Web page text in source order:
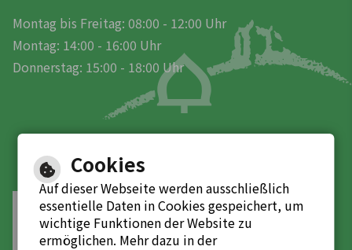
Montag bis Freitag: 08:00 - 12:00 Uhr
Montag: 14:00 - 16:00 Uhr
Donnerstag: 15:00 - 18:00 Uhr
Leichte Sprache
Cookies
Auf dieser Webseite werden ausschließlich
essentielle Daten in Cookies gespeichert, um
wichtige Funktionen der Website zu
ermöglichen. Mehr dazu in der